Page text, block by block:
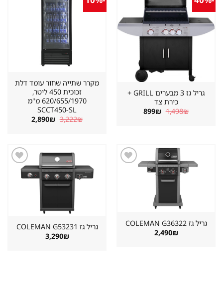
במועדפים
גריל גז 3 מבערים GRILL +
כירת צד
1,498₪ המחיר
899₪ המחיר
מקרר שתייה שחור עומד דלת
זכוכית 450 ליטר,
620/655/1970 מ"מ
SCCT450-SL
3,222₪ המחיר
המקורי
2,890₪ המחיר
הנוכחי
גריל גז ⁦COLEMAN G36322⁩
2,490₪
שמור
מוצר
גריל גז ⁦COLEMAN G53231⁩
3,290₪